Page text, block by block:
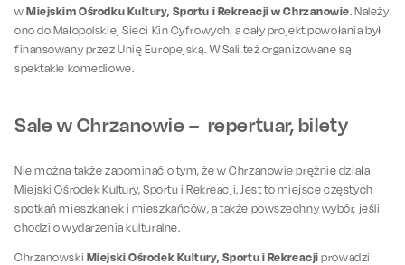
wMiejskim Ośrodku Kultury, Sportu i Rekreacji w Chrzanowie. Należy
ono do Małopolskiej Sieci Kin Cyfrowych, a cały projekt powołania był
finansowany przez Unię Europejską. W Sali też organizowane są
spektakle komediowe.
Sale w Chrzanowie – repertuar, bilety
Nie można także zapominać o tym, że w Chrzanowie prężnie działa
Miejski Ośrodek Kultury, Sportu i Rekreacji. Jest to miejsce częstych
spotkań mieszkanek i mieszkańców, a także powszechny wybór, jeśli
chodzi o wydarzenia kulturalne.
Chrzanowski Miejski Ośrodek Kultury, Sportu i Rekreacji prowadzi